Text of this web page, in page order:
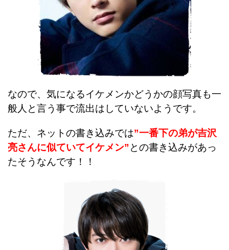
なので、気になるイケメンかどうかの顔写真も一
般人と言う事で流出はしていないようです。
ただ、ネットの書き込みでは”一番下の弟が吉沢
亮さんに似ていてイケメン”との書き込みがあっ
たそうなんです！！